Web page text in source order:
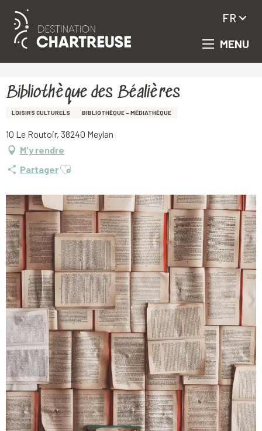
Aller
principal
MENU
FR
Bibliothèque des Béalières
LOISIRS CULTURELS BIBLIOTHÈQUE - MÉDIATHÈQUE
10 Le Routoir, 38240 Meylan
M'y rendre
PartagerAjouter aux favoris